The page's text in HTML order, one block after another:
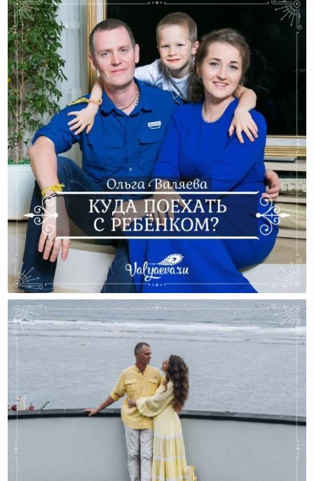
Куда Поехать С Ребёнком?